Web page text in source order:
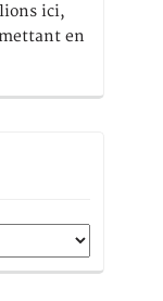
ici,
en